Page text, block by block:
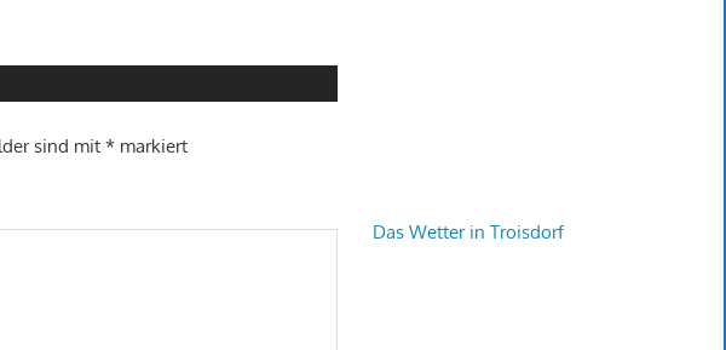
sind mit* markiert
Das Wetter in Troisdorf